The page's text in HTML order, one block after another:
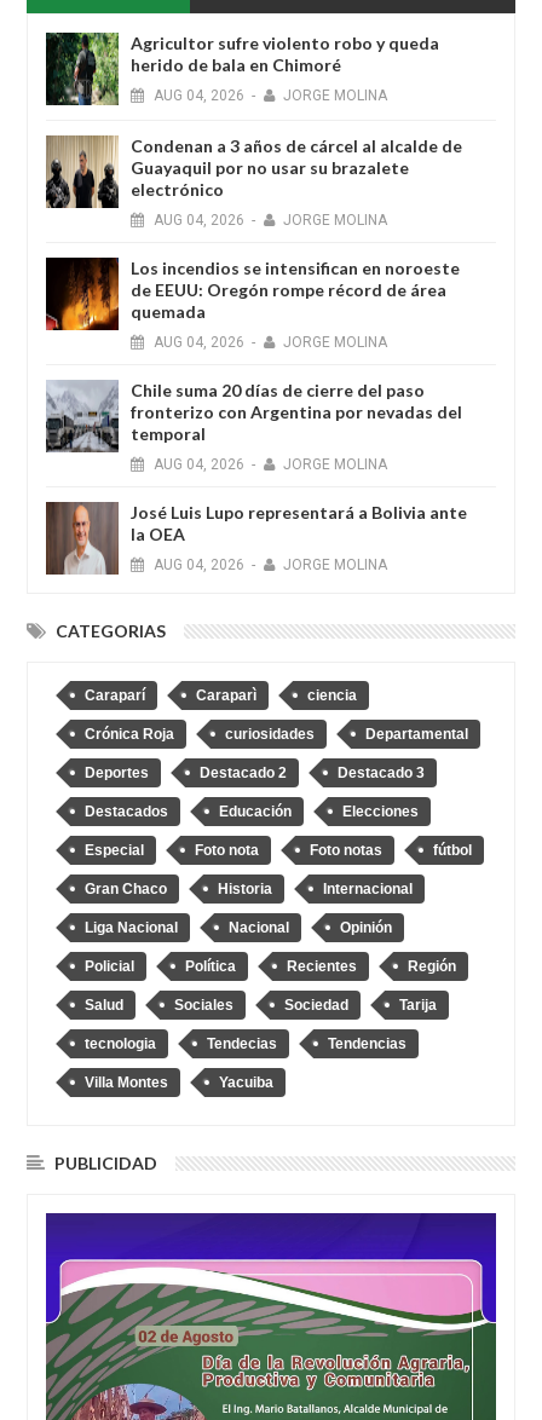
Agricultor sufre violento robo y queda
herido de bala en Chimoré
AUG 04, 2026 - JORGE MOLINA
Condenan a 3 años de cárcel al alcalde de
Guayaquil por no usar su brazalete
electrónico
AUG 04, 2026 - JORGE MOLINA
Los incendios se intensifican en noroeste
de EEUU: Oregón rompe récord de área
quemada
AUG 04, 2026 - JORGE MOLINA
Chile suma 20 días de cierre del paso
fronterizo con Argentina por nevadas del
temporal
AUG 04, 2026 - JORGE MOLINA
José Luis Lupo representará a Bolivia ante
la OEA
AUG 04, 2026 - JORGE MOLINA
CATEGORIAS
Caraparí Caraparì ciencia
Crónica Roja curiosidades Departamental
Deportes Destacado 2 Destacado 3
Destacados Educación Elecciones
Especial Foto nota Foto notas fútbol
Gran Chaco Historia Internacional
Liga Nacional Nacional Opinión
Policial Política Recientes Región
Salud Sociales Sociedad Tarija
tecnologia Tendecias Tendencias
Villa Montes Yacuiba
PUBLICIDAD